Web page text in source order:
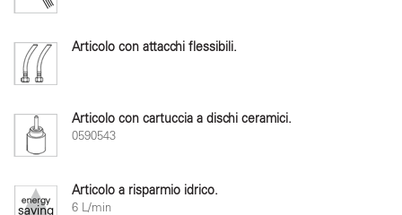
Articolo con attacchi flessibili.
Articolo con cartuccia a dischi ceramici.
0590543
Articolo a risparmio idrico.
6 L/min